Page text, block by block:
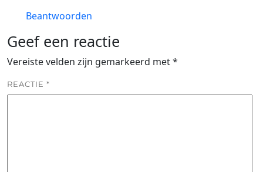
Beantwoorden
Geef een reactie
Vereiste velden zijn gemarkeerd met*
REACTIE *